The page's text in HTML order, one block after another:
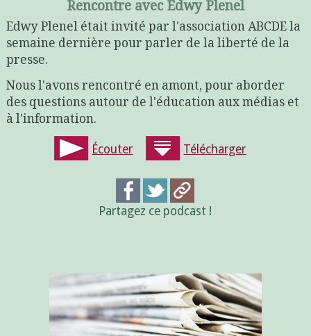
Rencontre avec Edwy Plenel
Edwy Plenel était invité par l'association ABCDE la
semaine dernière pour parler de la liberté de la
presse.
Nous l'avons rencontré en amont, pour aborder
des questions autour de l'éducation aux médias et
à l'information.
Écouter Télécharger
Partagez ce podcast !